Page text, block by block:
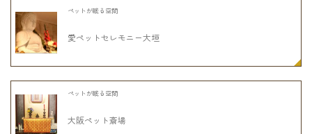
ペットが眠る空間
愛ペットセレモニー大垣
ペットが眠る空間
大阪ペット斎場